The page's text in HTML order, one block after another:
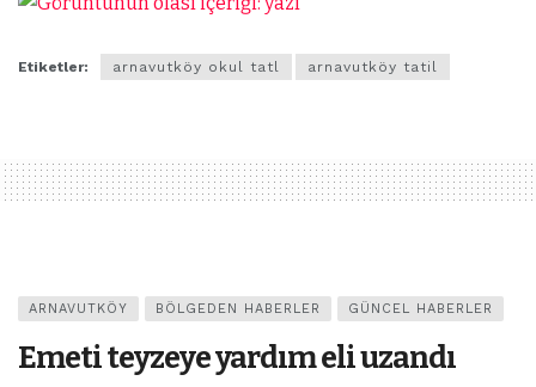
Etiketler: arnavutköy okul tatl arnavutköy tatil
ARNAVUTKÖY BÖLGEDEN HABERLER GÜNCEL HABERLER
Emeti teyzeye yardım eli uzandı